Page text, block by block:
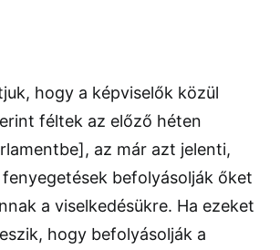
hogy a képviselők közül
féltek az előző héten
az már azt jelenti,
befolyásolják őket
a viselkedésükre. Ha ezeket
hogy befolyásolják a